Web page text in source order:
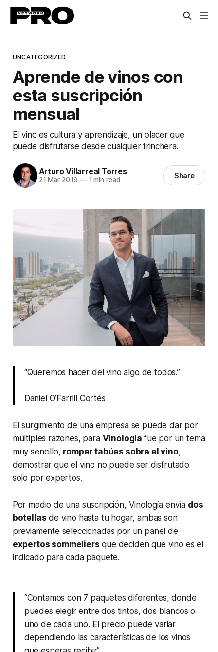
UNCATEGORIZED
Aprende de vinos con
esta suscripción
mensual
El vino es cultura y aprendizaje, un placer que
puede disfrutarse desde cualquier trinchera.
Arturo Villarreal Torres
21 Mar 2019 —1 min read Share
“Queremos hacer del vino algo de todos.”
Daniel O’Farrill Cortés
El surgimiento de una empresa se puede dar por
múltiples razones, para Vinología fue por un tema
muy sencillo, romper tabúes sobre el vino,
demostrar que el vino no puede ser disfrutado
solo por expertos.
Por medio de una suscripción, Vinología envía dos
botellas de vino hasta tu hogar, ambas son
previamente seleccionadas por un panel de
expertos sommeliers que deciden que vino es el
indicado para cada paquete.
“Contamos con 7 paquetes diferentes, donde
puedes elegir entre dos tintos, dos blancos o
uno de cada uno. El precio puede variar
dependiendo las características de los vinos